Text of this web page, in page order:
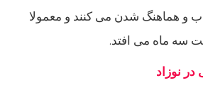
و هماهنگ شدن می کنند و معمولا
سه ماه می افتد.
نوزاد